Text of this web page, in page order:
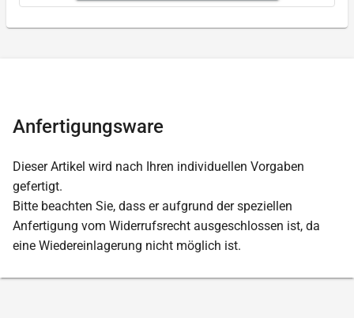
Anfertigungsware
Dieser Artikel wird nach Ihren individuellen Vorgaben
gefertigt.
Bitte beachten Sie, dass er aufgrund der speziellen
Anfertigung vom Widerrufsrecht ausgeschlossen ist, da
eine Wiedereinlagerung nicht möglich ist.